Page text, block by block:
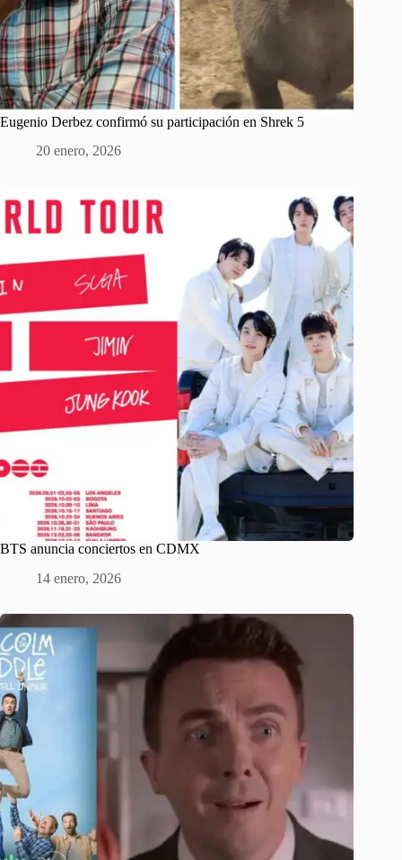
Eugenio Derbez confirmó su participación en Shrek 5
20 enero, 2026
BTS anuncia conciertos en CDMX
14 enero, 2026